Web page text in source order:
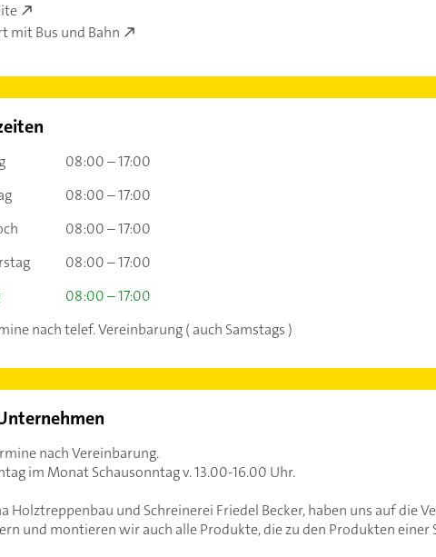
mit Bus und Bahn
08:00 – 17:00
08:00 – 17:00
08:00 – 17:00
08:00 – 17:00
08:00 – 17:00
nach telef. Vereinbarung ( auch Samstags )
nach Vereinbarung.
im Monat Schausonntag v. 13.00-16.00 Uhr.
Holztreppenbau und Schreinerei Friedel Becker, haben uns auf die
und montieren wir auch alle Produkte, die zu den Produkten einer